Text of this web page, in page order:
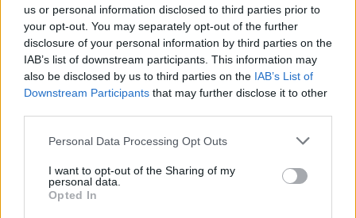
us or personal information disclosed to third parties prior to
your opt-out. You may separately opt-out of the further
disclosure of your personal information by third parties on the
IAB’s list of downstream participants. This information may
also be disclosed by us to third parties on the IAB’s List of
Downstream Participants that may further disclose it to other
Personal Data Processing Opt Outs
I want to opt-out of the Sharing of my
personal data.
Opted In
Secciones destacadas
Noticias y actualidad sobre Días
Internacionales
Onomástica. Todos los santos
Semanas Internacionales
Años Internacionales